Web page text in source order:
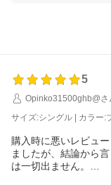
5
Opinko31500ghb@さ
サイズ:シングル | カラー:
購入時に悪いレビュ
ましたが、結論から
は一切出ません。